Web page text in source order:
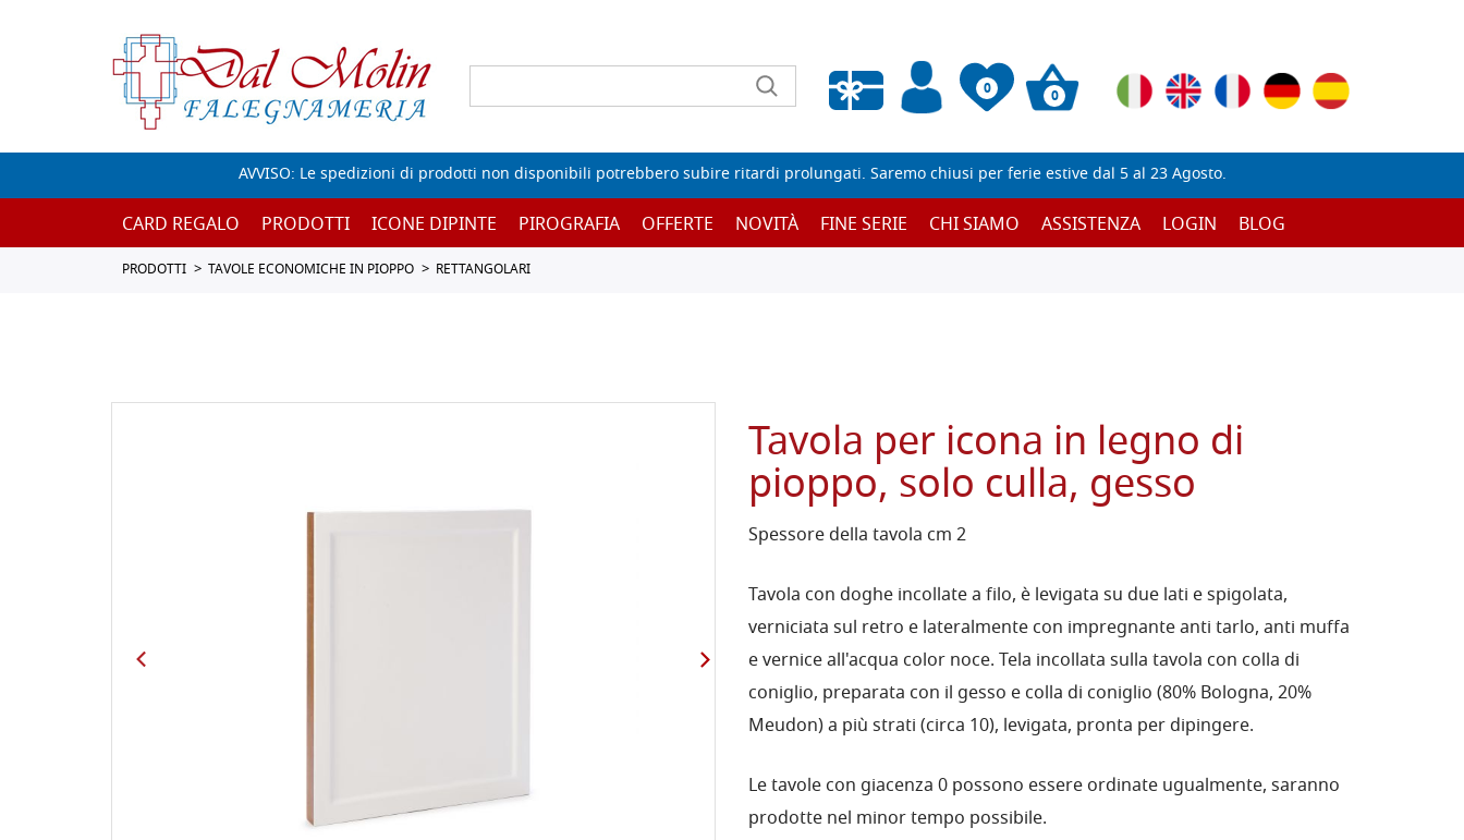
0
Wishlist vuota
0
AVVISO: Le spedizioni di prodotti non disponibili potrebbero subire ritardi prolungati. Saremo chiusi per ferie estive dal 5 al 23 Agosto.
CARD REGALO PRODOTTI ICONE DIPINTE PIROGRAFIA OFFERTE NOVITÀ FINE SERIE CHI SIAMO ASSISTENZA LOGIN BLOG
PRODOTTI TAVOLE ECONOMICHE IN PIOPPO RETTANGOLARI
Tavola per icona in legno di
pioppo, solo culla, gesso
Spessore della tavola cm 2
Tavola con doghe incollate a filo, è levigata su due lati e spigolata,
verniciata sul retro e lateralmente con impregnante anti tarlo, anti muffa
e vernice all'acqua color noce. Tela incollata sulla tavola con colla di
coniglio, preparata con il gesso e colla di coniglio (80% Bologna, 20%
Meudon) a più strati (circa 10), levigata, pronta per dipingere.
Le tavole con giacenza 0 possono essere ordinate ugualmente, saranno
prodotte nel minor tempo possibile.